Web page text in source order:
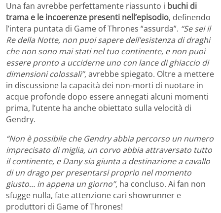
Una fan avrebbe perfettamente riassunto i buchi di
trama e le incoerenze presenti nell’episodio, definendo
l’intera puntata di Game of Thrones “assurda”. “Se sei il
Re della Notte, non puoi sapere dell’esistenza di draghi
che non sono mai stati nel tuo continente, e non puoi
essere pronto a ucciderne uno con lance di ghiaccio di
dimensioni colossali”, avrebbe spiegato. Oltre a mettere
in discussione la capacità dei non-morti di nuotare in
acque profonde dopo essere annegati alcuni momenti
prima, l’utente ha anche obiettato sulla velocità di
Gendry.
“Non è possibile che Gendry abbia percorso un numero
imprecisato di miglia, un corvo abbia attraversato tutto
il continente, e Dany sia giunta a destinazione a cavallo
di un drago per presentarsi proprio nel momento
giusto… in appena un giorno”, ha concluso. Ai fan non
sfugge nulla, fate attenzione cari showrunner e
produttori di Game of Thrones!